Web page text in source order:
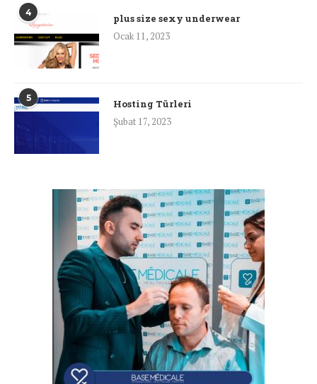
4
plus size sexy underwear
Ocak 11, 2023
5
Hosting Türleri
Şubat 17, 2023